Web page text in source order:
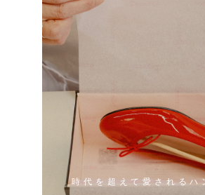
時代を超えて愛される